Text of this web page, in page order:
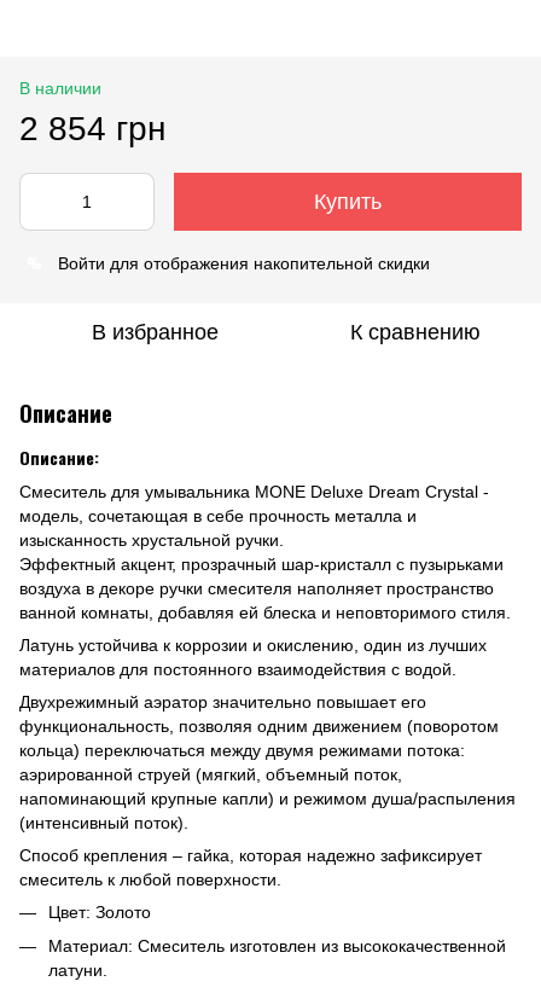
В наличии
2 854 грн
Купить
Войти для отображения накопительной скидки
В избранное К сравнению
Описание
Описание:
Смеситель для умывальника MONE Deluxe Dream Crystal -
модель, сочетающая в себе прочность металла и
изысканность хрустальной ручки.
Эффектный акцент, прозрачный шар-кристалл с пузырьками
воздуха в декоре ручки смесителя наполняет пространство
ванной комнаты, добавляя ей блеска и неповторимого стиля.
Латунь устойчива к коррозии и окислению, один из лучших
материалов для постоянного взаимодействия с водой.
Двухрежимный аэратор значительно повышает его
функциональность, позволяя одним движением (поворотом
кольца) переключаться между двумя режимами потока:
аэрированной струей (мягкий, объемный поток,
напоминающий крупные капли) и режимом душа/распыления
(интенсивный поток).
Способ крепления – гайка, которая надежно зафиксирует
смеситель к любой поверхности.
Цвет: Золото
Материал: Смеситель изготовлен из высококачественной
латуни.